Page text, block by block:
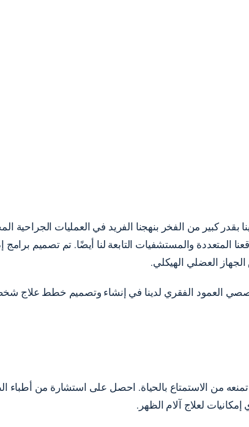
كبير من الفخر بنهجنا الفريد في العمليات الجراحية
والمستشفيات التابعة لنا أيضًا. تم تصميم برامج
العضلي الهيكلي.
العمود الفقري لدينا في إنشاء وتصميم خطط علاج
تمنعه ​​من الاستمتاع بالحياة. احصل على استشارة من
لعلاج آلام الظهر.